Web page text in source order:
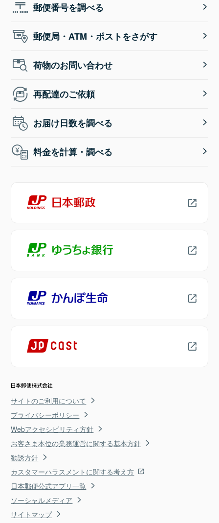
郵便番号を調べる
郵便局・ATM・ポストをさがす
荷物のお問い合わせ
再配達のご依頼
お届け日数を調べる
料金を計算・調べる
サイトのご利用について
プライバシーポリシー
Webアクセシビリティ方針
お客さま本位の業務運営に関する基本方針
勧誘方針
カスタマーハラスメントに関する考え方
日本郵便公式アプリ一覧
ソーシャルメディア
サイトマップ